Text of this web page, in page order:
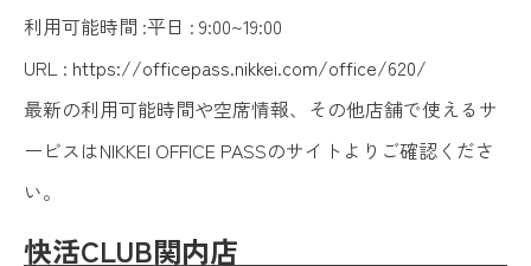
利用可能時間 :平日 : 9:00~19:00
URL : https://officepass.nikkei.com/office/620/
最新の利用可能時間や空席情報、その他店舗で使えるサ
ービスはNIKKEI OFFICE PASSのサイトよりご確認くださ
い。
快活CLUB関内店